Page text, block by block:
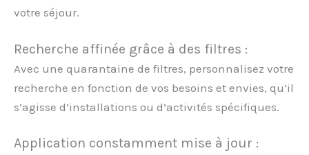
votre séjour.
Recherche affinée grâce à des filtres :
Avec une quarantaine de filtres, personnalisez votre
recherche en fonction de vos besoins et envies, qu’il
s’agisse d’installations ou d’activités spécifiques.
Application constamment mise à jour :